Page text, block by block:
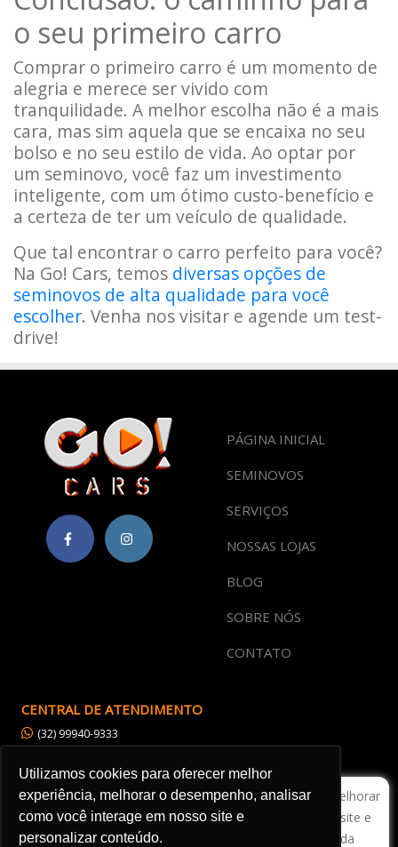
Utilizamos cookies para oferecer melhor
experiência, melhorar o desempenho, analisar
como você interage em nosso site e
personalizar conteúdo.
o seu primeiro carro
Comprar o primeiro carro é um momento de
alegria e merece ser vivido com
tranquilidade. A melhor escolha não é a mais
cara, mas sim aquela que se encaixa no seu
bolso e no seu estilo de vida. Ao optar por
um seminovo, você faz um investimento
inteligente, com um ótimo custo-benefício e
a certeza de ter um veículo de qualidade.
Que tal encontrar o carro perfeito para você?
Na Go! Cars, temos diversas opções de
seminovos de alta qualidade para você
escolher. Venha nos visitar e agende um test-
drive!
PÁGINA INICIAL
SEMINOVOS
SERVIÇOS
NOSSAS LOJAS
BLOG
SOBRE NÓS
CONTATO
CENTRAL DE ATENDIMENTO
(32) 99940-9333
atendimento@gocarsjf.com.br
POLÍTICA DE PRIVACIDADE
Utilizamos cookies para oferecer melhor experiência, melhorar
o desempenho, analisar como você interage em nosso site e
personalizar conteúdo. Ao utilizar este site, você concorda